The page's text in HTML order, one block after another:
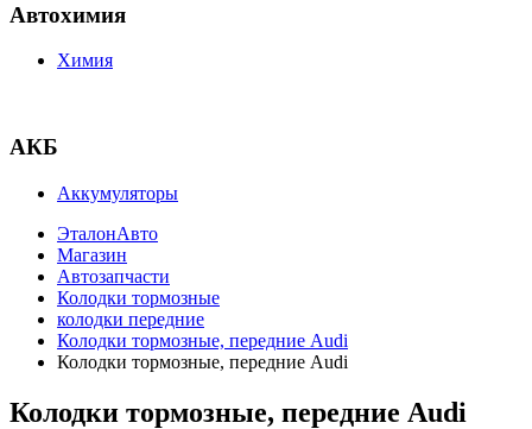
Автохимия
Химия
АКБ
Аккумуляторы
ЭталонАвто
Магазин
Автозапчасти
Колодки тормозные
колодки передние
Колодки тормозные, передние Audi
Колодки тормозные, передние Audi
Колодки тормозные, передние Audi